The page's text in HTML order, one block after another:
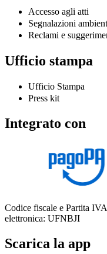
Accesso agli atti
Segnalazioni
Reclami e
Ufficio stampa
Ufficio Stampa
Press kit
Integrato con
Codice fiscale e Partita
elettronica: UFNBJI
Scarica la app